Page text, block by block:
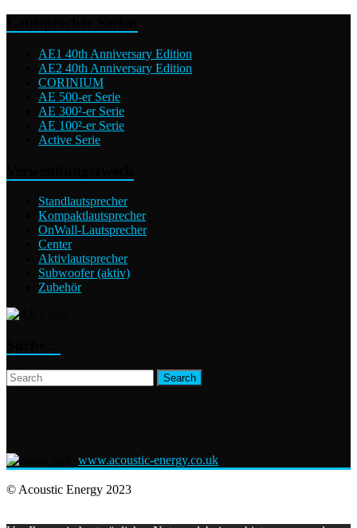
AE1 40th Anniversary Edition
AE2 40th Anniversary Edition
CORINIUM
AE 500-er Serie
AE 300²-er Serie
AE 100²-er Serie
Active Serie
Standlautsprecher
Kompaktlautsprecher
OnWall-Lautsprecher
Center
Aktivlautsprecher
Subwoofer (aktiv)
Zubehör
www.acoustic-energy.co.uk
© Acoustic Energy 2023